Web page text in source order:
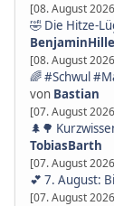
[08. August
🤣 Die Hitze-
[08. August
🌈 #Schwul
von Bastian
[07. August
🌲🌳
TobiasBarth
[07. August
💕 7. August:
[07. August